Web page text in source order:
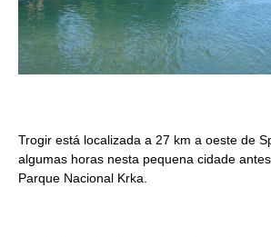
Trogir está localizada a 27 km a oeste de
algumas horas nesta pequena cidade
Parque Nacional Krka.